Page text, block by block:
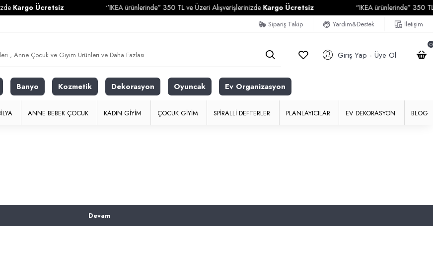
Kargo Ücretsiz “IKEA ürünlerinde” 350 TL ve Üzeri AlışverişlerinizdeKargo Ücretsiz “IKEA ürünlerinde” 350 TL
Sipariş Takip Yardım&Destek İletişim
Giriş Yap - Üye Ol
0
Banyo Kozmetik Dekorasyon Oyuncak Ev Organizasyon
ANNE BEBEK ÇOCUK KADIN GIYIM ÇOCUK GIYIM SPIRALLI DEFTERLER PLANLAYICILAR EV DEKORASYON BLOG
Devam